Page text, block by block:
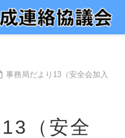
事務局だより13（安全会加入
（安全